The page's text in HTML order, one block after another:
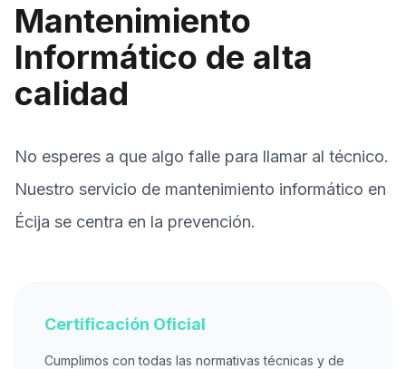
Mantenimiento
Informático de alta
calidad
No esperes a que algo falle para llamar al técnico.
Nuestro servicio de mantenimiento informático en
Écija se centra en la prevención.
Certificación Oficial
Cumplimos con todas las normativas técnicas y de